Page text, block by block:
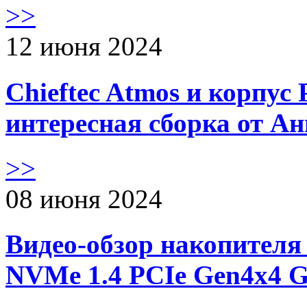
>>
12 июня 2024
Chieftec Atmos и корпус
интересная сборка от
>>
08 июня 2024
Видео-обзор
NVMe 1.4 PCIe Gen4х4